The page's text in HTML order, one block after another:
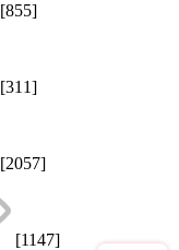
[855]
[311]
[2057]
[1147]